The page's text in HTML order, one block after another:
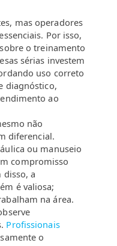
mas operadores
Por isso,
o treinamento
sérias investem
uso correto
diagnóstico,
ao
não
diferencial.
ou manuseio
compromisso
disso, a
é valiosa;
na área.
Profissionais
o